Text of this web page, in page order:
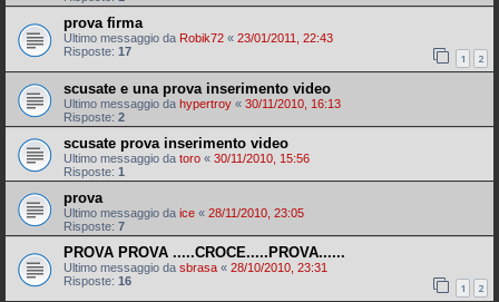
prova firma
Ultimo messaggio da Robik72 « 23/01/2011, 22:43
Risposte: 17 1 2
scusate e una prova inserimento video
Ultimo messaggio da hypertroy « 30/11/2010, 16:13
Risposte: 2
scusate prova inserimento video
Ultimo messaggio da toro « 30/11/2010, 15:56
Risposte: 1
prova
Ultimo messaggio da ice « 28/11/2010, 23:05
Risposte: 7
PROVA PROVA .....CROCE.....PROVA......
Ultimo messaggio da sbrasa « 28/10/2010, 23:31
Risposte: 16 1 2